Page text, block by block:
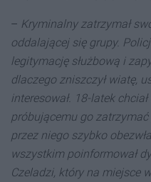
– Kryminalny zatrzymał
oddalającej się grupy.
legitymację służbową i
dlaczego zniszczył wiatę,
interesował. 18-latek
próbującemu go
przez niego szybko
wszystkim poinformował
Czeladzi, który na miejsce